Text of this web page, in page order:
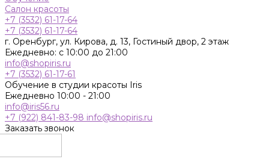
Салон красоты
+7 (3532) 61-17-64
+7 (3532) 61-17-64
г. Оренбург, ул. Кирова, д. 13, Гостиный двор, 2 этаж
Ежедневно: с 10:00 до 21:00
info@shopiris.ru
+7 (3532) 61-17-61
Обучение в студии красоты Iris
Ежедневно 10:00 - 21:00
info@iris56.ru
+7 (922) 841-83-98 info@shopiris.ru
Заказать звонок